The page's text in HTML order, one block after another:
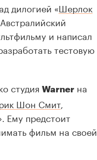
дилогией «Шерлок
и написал
тестовую
студия Warner на
Шон Смит,
Ему предстоит
фильм на своей